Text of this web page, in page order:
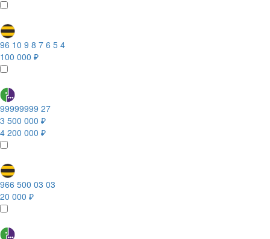
96 10 9 8 7 6 5 4
100 000 ₽
99999999 27
3 500 000 ₽
4 200 000 ₽
966 500 03 03
20 000 ₽